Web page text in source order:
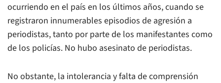
ocurriendo en el país en los últimos años, cuando se
registraron innumerables episodios de agresión a
periodistas, tanto por parte de los manifestantes como
de los policías. No hubo asesinato de periodistas.
No obstante, la intolerancia y falta de comprensión